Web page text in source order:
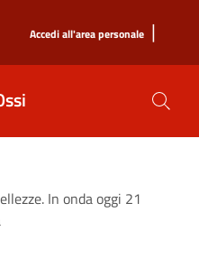
Accedi all'area personale |
In onda oggi 21